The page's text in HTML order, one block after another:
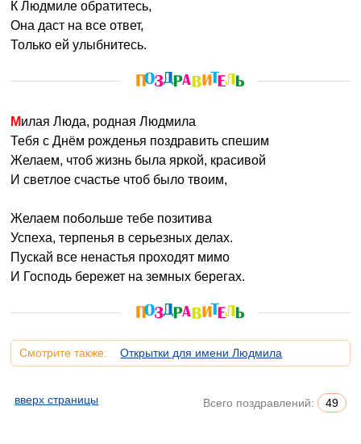
К Людмиле обратитесь,
Она даст на все ответ,
Только ей улыбнитесь.
Милая Люда, родная Людмила
Тебя с Днём рожденья поздравить спешим
Желаем, чтоб жизнь была яркой, красивой
И светлое счастье чтоб было твоим,
Желаем побольше тебе позитива
Успеха, терпенья в серьезных делах.
Пускай все ненастья проходят мимо
И Господь бережет на земных берегах.
Смотрите также: Открытки для имени Людмила
вверх страницы Всего поздравлений: 49